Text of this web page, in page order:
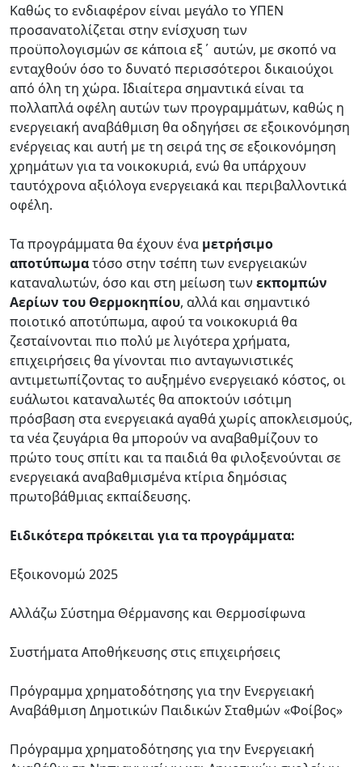
Καθώς το ενδιαφέρον είναι μεγάλο το ΥΠΕΝ
προσανατολίζεται στην ενίσχυση των
προϋπολογισμών σε κάποια εξ΄ αυτών, με σκοπό να
ενταχθούν όσο το δυνατό περισσότεροι δικαιούχοι
από όλη τη χώρα. Ιδιαίτερα σημαντικά είναι τα
πολλαπλά οφέλη αυτών των προγραμμάτων, καθώς η
ενεργειακή αναβάθμιση θα οδηγήσει σε εξοικονόμηση
ενέργειας και αυτή με τη σειρά της σε εξοικονόμηση
χρημάτων για τα νοικοκυριά, ενώ θα υπάρχουν
ταυτόχρονα αξιόλογα ενεργειακά και περιβαλλοντικά
οφέλη.
Τα προγράμματα θα έχουν ένα μετρήσιμο
αποτύπωματόσο στην τσέπη των ενεργειακών
καταναλωτών, όσο και στη μείωση των εκπομπών
Αερίων του Θερμοκηπίου, αλλά και σημαντικό
ποιοτικό αποτύπωμα, αφού τα νοικοκυριά θα
ζεσταίνονται πιο πολύ με λιγότερα χρήματα,
επιχειρήσεις θα γίνονται πιο ανταγωνιστικές
αντιμετωπίζοντας το αυξημένο ενεργειακό κόστος, οι
ευάλωτοι καταναλωτές θα αποκτούν ισότιμη
πρόσβαση στα ενεργειακά αγαθά χωρίς αποκλεισμούς,
τα νέα ζευγάρια θα μπορούν να αναβαθμίζουν το
πρώτο τους σπίτι και τα παιδιά θα φιλοξενούνται σε
ενεργειακά αναβαθμισμένα κτίρια δημόσιας
πρωτοβάθμιας εκπαίδευσης.
Ειδικότερα πρόκειται για τα προγράμματα:
Εξοικονομώ 2025
Αλλάζω Σύστημα Θέρμανσης και Θερμοσίφωνα
Συστήματα Αποθήκευσης στις επιχειρήσεις
Πρόγραμμα χρηματοδότησης για την Ενεργειακή
Αναβάθμιση Δημοτικών Παιδικών Σταθμών «Φοίβος»
Πρόγραμμα χρηματοδότησης για την Ενεργειακή